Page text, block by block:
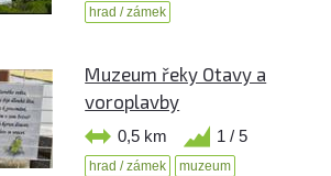
hrad / zámek
Muzeum řeky Otavy a
voroplavby
0,5 km 1 / 5
hrad / zámek muzeum